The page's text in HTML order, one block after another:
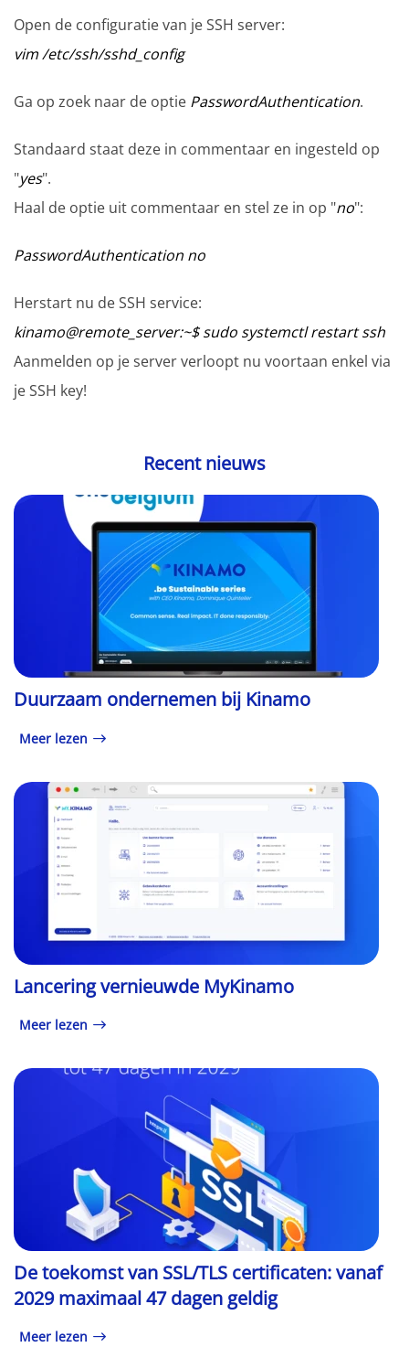
Open de configuratie van je SSH server:
vim /etc/ssh/sshd_config
Ga op zoek naar de optie PasswordAuthentication.
Standaard staat deze in commentaar en ingesteld op
"yes".
Haal de optie uit commentaar en stel ze in op "no":
PasswordAuthentication no
Herstart nu de SSH service:
kinamo@remote_server:~$ sudo systemctl restart ssh
Aanmelden op je server verloopt nu voortaan enkel via
je SSH key!
Recent nieuws
Duurzaam ondernemen bij Kinamo
Meer lezen
Lancering vernieuwde MyKinamo
Meer lezen
De toekomst van SSL/TLS certificaten: vanaf
2029 maximaal 47 dagen geldig
Meer lezen